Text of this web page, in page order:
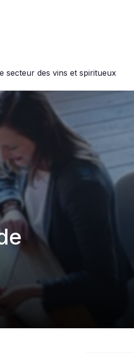
secteur des vins et spiritueux